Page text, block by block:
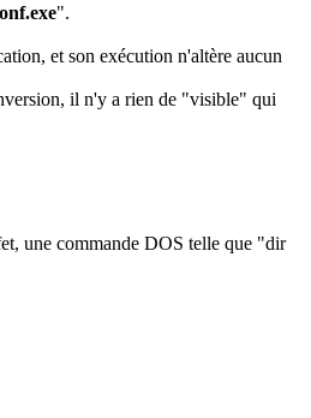
".
et son exécution n'altère aucun
il n'y a rien de "visible" qui
une commande DOS telle que "dir